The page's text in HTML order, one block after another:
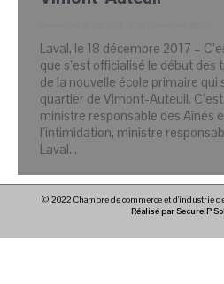
Laval, le 18 décembre 2017 –
que s’est officialisé le début
de la nouvelle école primaire qui
quartier de Vimont-Auteuil.
ministre responsable des Aînés
l’intimidation, ministre
Laval…
© 2022 Chambre de commerce et d'industrie
Réalisé par SecureIP